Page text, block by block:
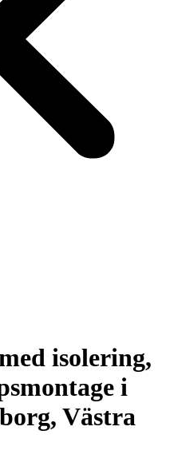
isolering,
i
Västra